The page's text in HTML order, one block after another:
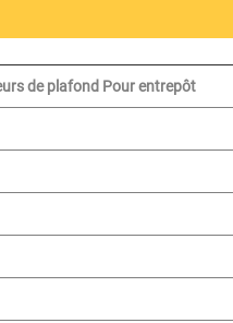
de plafond Pour entrepôt